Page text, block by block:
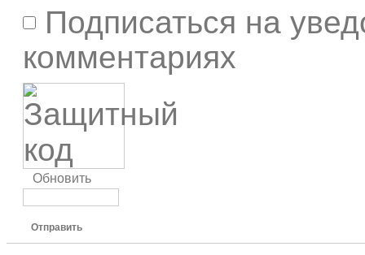
Подписаться на
комментариях
Обновить
Отправить